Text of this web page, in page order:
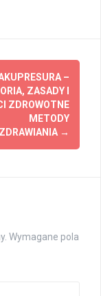
–
ZASADY I
ZDROWOTNE
METODY
→
Wymagane pola